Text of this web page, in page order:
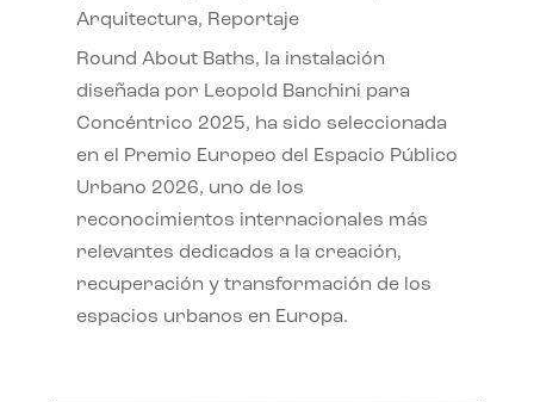
Arquitectura, Reportaje
Round About Baths, la instalación
diseñada por Leopold Banchini para
Concéntrico 2025, ha sido seleccionada
en el Premio Europeo del Espacio Público
Urbano 2026, uno de los
reconocimientos internacionales más
relevantes dedicados a la creación,
recuperación y transformación de los
espacios urbanos en Europa.